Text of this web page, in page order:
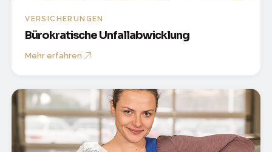
VERSICHERUNGEN
Bürokratische Unfallabwicklung
Mehr erfahren